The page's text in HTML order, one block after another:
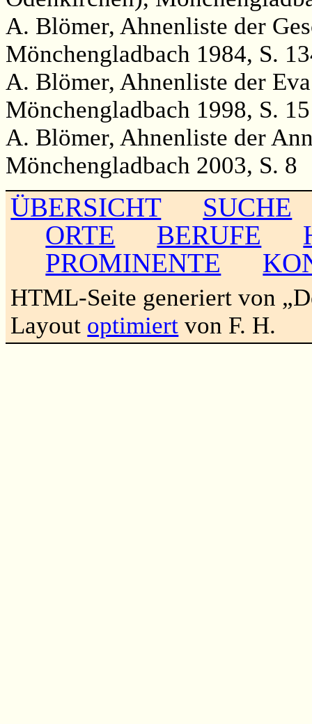
A. Blömer, Ahnenliste der
Mönchengladbach 1984, S.
A. Blömer, Ahnenliste der
Mönchengladbach 1998, S. 15
A. Blömer, Ahnenliste der
Mönchengladbach 2003, S. 8
ÜBERSICHT
SUCHE
ORTE
BERUFE
PROMINENTE
HTML-Seite generiert von
Layout optimiert von F. H.